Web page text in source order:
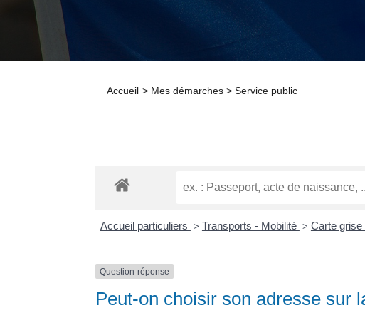
Accueil > Mes démarches > Service public
Accueil particuliers > Transports - Mobilité > Carte grise
Question-réponse
Peut-on choisir son adresse sur